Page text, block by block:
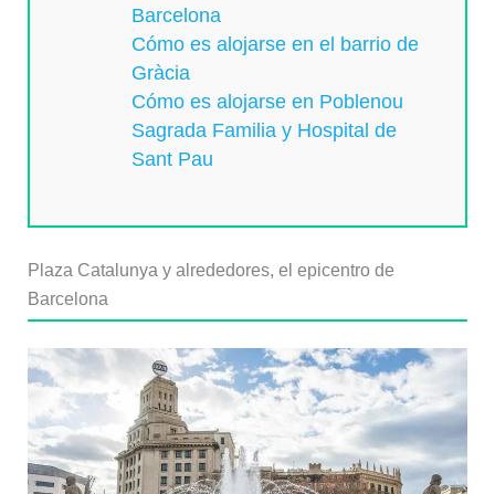
Barcelona
Cómo es alojarse en el barrio de
Gràcia
Cómo es alojarse en Poblenou
Sagrada Familia y Hospital de
Sant Pau
Plaza Catalunya y alrededores, el epicentro de
Barcelona